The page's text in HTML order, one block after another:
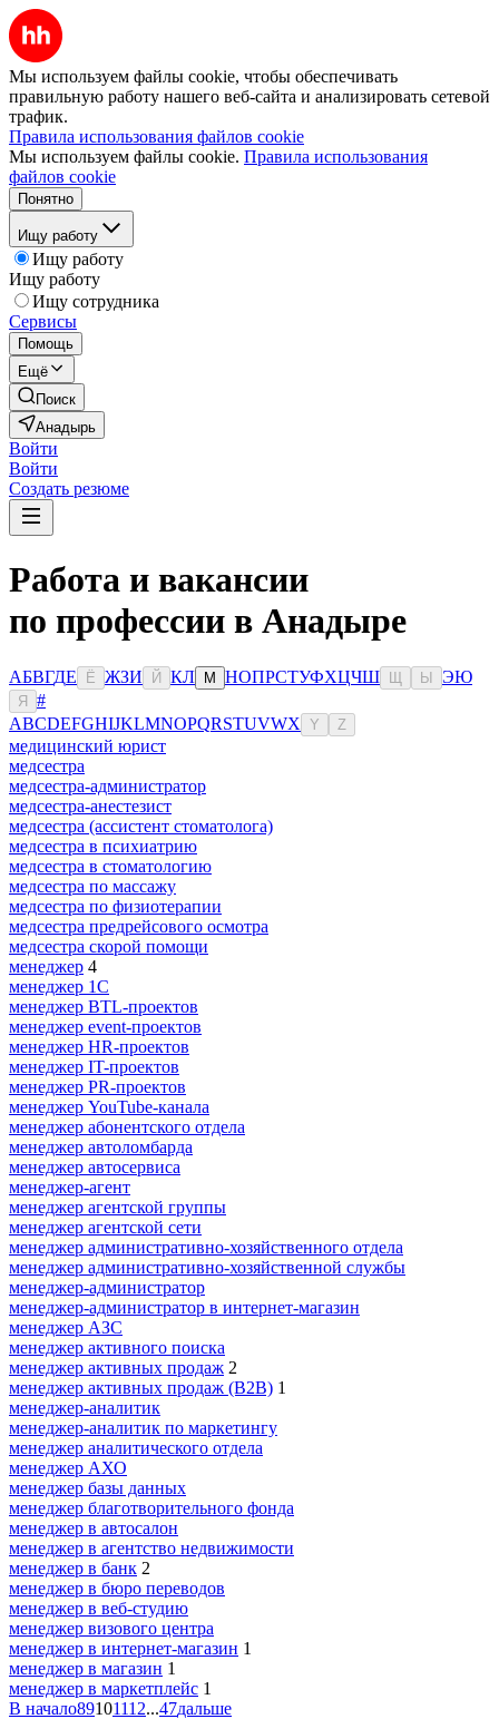
Мы используем файлы cookie, чтобы обеспечивать
правильную работу нашего веб-сайта и анализировать сетевой
трафик.
Правила использования файлов cookie
Мы используем файлы cookie. Правила использования
файлов cookie
Понятно
Ищу работу
Ищу работу
Ищу работу
Ищу сотрудника
Сервисы
Помощь
Ещё
Поиск
Анадырь
Войти
Войти
Создать резюме
Работа и вакансии
по профессии в Анадыре
АБВГДЕ Ё ЖЗИ Й КЛ М НОПРСТУФХЦЧШ Ы ЭЮ
Я
#
ABCDEFGHIJKLMNOPQRSTUVWX Y Z
медицинский юрист
медсестра
медсестра-администратор
медсестра-анестезист
медсестра (ассистент стоматолога)
медсестра в психиатрию
медсестра в стоматологию
медсестра по массажу
медсестра по физиотерапии
медсестра предрейсового осмотра
медсестра скорой помощи
менеджер 4
менеджер 1С
менеджер BTL-проектов
менеджер event-проектов
менеджер HR-проектов
менеджер IT-проектов
менеджер PR-проектов
менеджер YouTube-канала
менеджер абонентского отдела
менеджер автоломбарда
менеджер автосервиса
менеджер-агент
менеджер агентской группы
менеджер агентской сети
менеджер административно-хозяйственного отдела
менеджер административно-хозяйственной службы
менеджер-администратор
менеджер-администратор в интернет-магазин
менеджер АЗС
менеджер активного поиска
менеджер активных продаж 2
менеджер активных продаж (B2B) 1
менеджер-аналитик
менеджер-аналитик по маркетингу
менеджер аналитического отдела
менеджер АХО
менеджер базы данных
менеджер благотворительного фонда
менеджер в автосалон
менеджер в агентство недвижимости
менеджер в банк 2
менеджер в бюро переводов
менеджер в веб-студию
менеджер визового центра
менеджер в интернет-магазин 1
менеджер в магазин 1
менеджер в маркетплейс 1
В начало89101112...47дальше